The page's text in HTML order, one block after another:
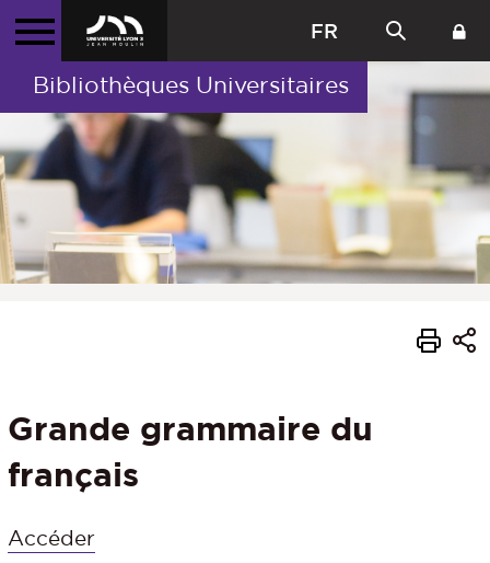
FR
Bibliothèques Universitaires
Grande grammaire du
français
Accéder